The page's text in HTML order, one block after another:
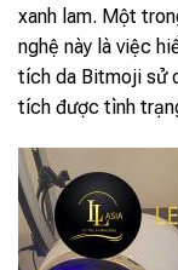
xanh lam. Một
nghệ này là việc
tích da Bitmoji sử
tích được tình